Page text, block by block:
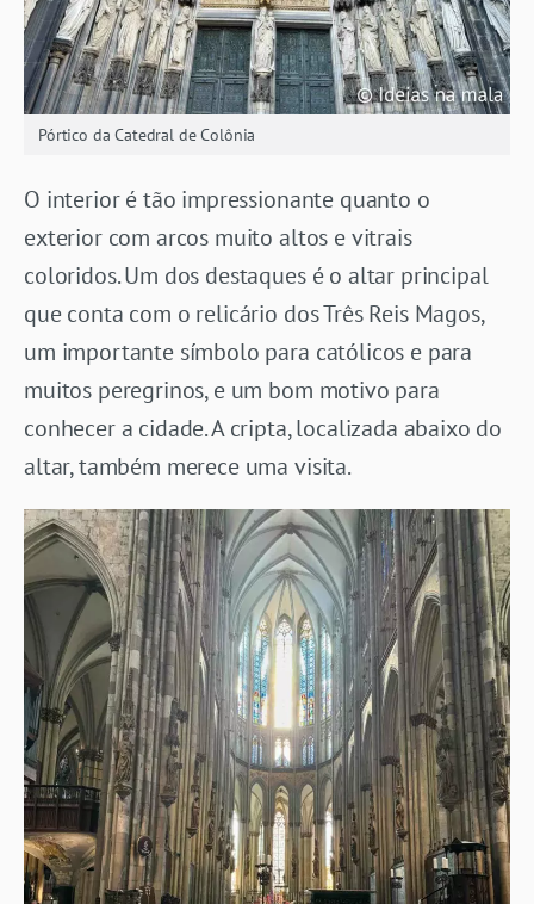
Pórtico da Catedral de Colônia
O interior é tão impressionante quanto o
exterior com arcos muito altos e vitrais
coloridos. Um dos destaques é o altar principal
que conta com o relicário dos Três Reis Magos,
um importante símbolo para católicos e para
muitos peregrinos, e um bom motivo para
conhecer a cidade. A cripta, localizada abaixo do
altar, também merece uma visita.